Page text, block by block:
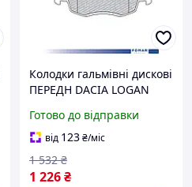
Колодки гальмівні дискові
ПЕРЕДН DACIA LOGAN
KS0M, KS0P, KS1S)
2007.02- FOMAR (FO
873681)
Готово до відправки
від 123₴/міс
1 226₴
1 532 ₴